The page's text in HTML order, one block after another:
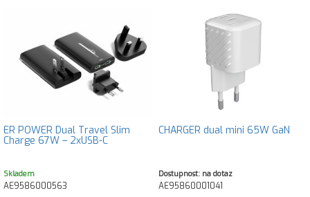
ER POWER Dual Travel Slim
Charge 67W – 2xUSB-C
Skladem
AE9586000563
CHARGER dual mini 65W GaN
Dostupnost: na dotaz
AE95860001041